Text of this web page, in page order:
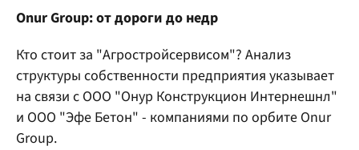
Onur Group: от дороги до недр
Кто стоит за "Агростройсервисом"? Анализ
структуры собственности предприятия указывает
на связи с ООО "Онур Конструкцион Интернешнл"
и ООО "Эфе Бетон" - компаниями по орбите Onur
Group.